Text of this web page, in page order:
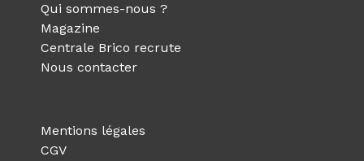
Qui sommes-nous ?
Magazine
Centrale Brico recrute
Nous contacter
Mentions légales
CGV